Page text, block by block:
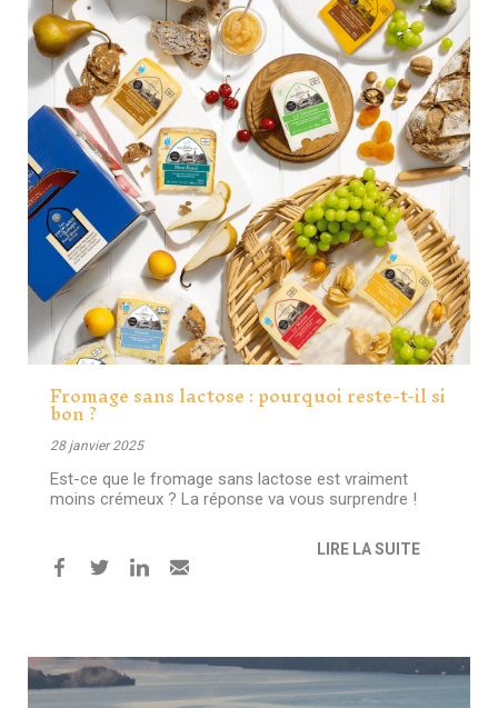
Fromage sans lactose : pourquoi reste-t-il si
bon ?
28 janvier 2025
Est-ce que le fromage sans lactose est vraiment
moins crémeux ? La réponse va vous surprendre !
LIRE LA SUITE